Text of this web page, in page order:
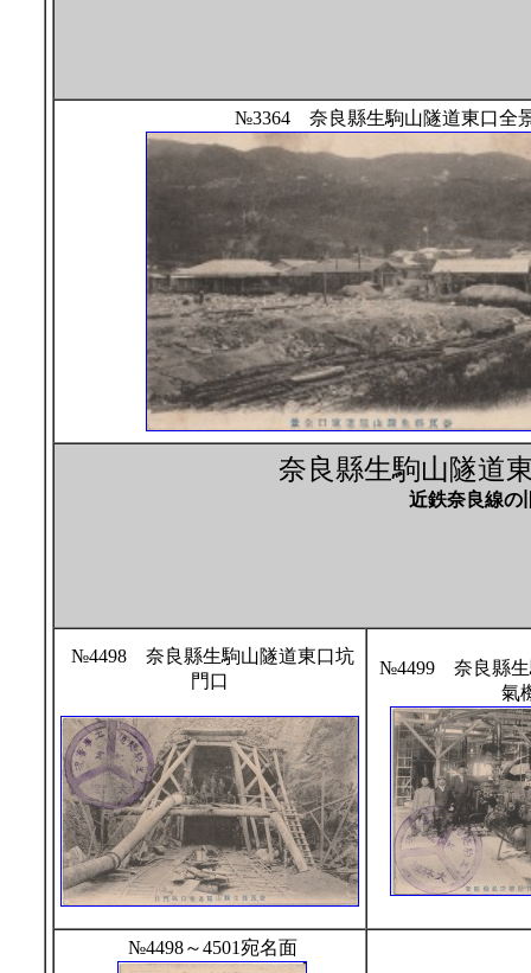
№3364 奈良縣生駒山隧道東口全
奈良縣生駒山隧道
近鉄奈良線の
№4498 奈良縣生駒山隧道東口坑
門口
№4499 奈良縣生
氣
№4498～4501宛名面